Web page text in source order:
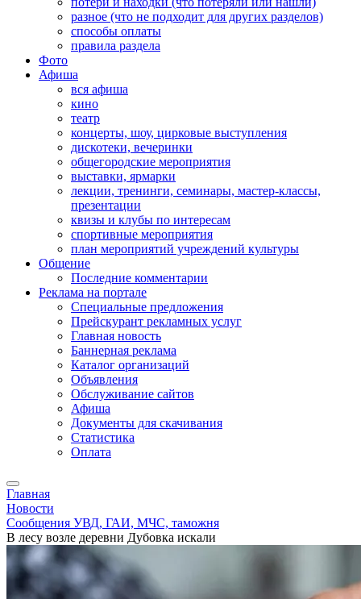
разное (что не подходит для других разделов)
способы оплаты
правила раздела
Фото
Афиша
вся афиша
кино
театр
концерты, шоу, цирковые выступления
дискотеки, вечеринки
общегородские мероприятия
выставки, ярмарки
лекции, тренинги, семинары, мастер-классы,
презентации
квизы и клубы по интересам
спортивные мероприятия
план мероприятий учреждений культуры
Общение
Последние комментарии
Реклама на портале
Специальные предложения
Прейскурант рекламных услуг
Главная новость
Баннерная реклама
Каталог организаций
Объявления
Обслуживание сайтов
Афиша
Документы для скачивания
Статистика
Оплата
Главная
Новости
Сообщения УВД, ГАИ, МЧС, таможня
В лесу возле деревни Дубовка искали